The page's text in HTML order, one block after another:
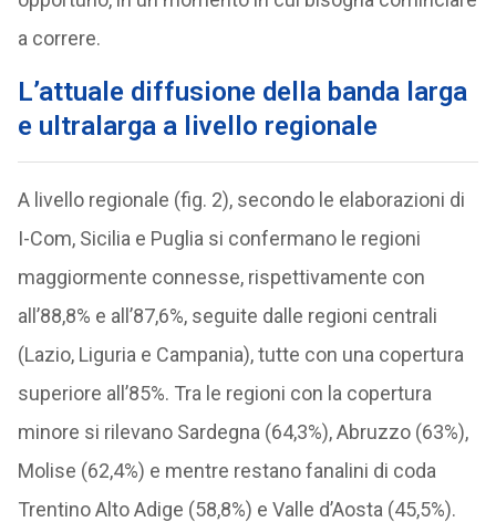
a correre.
L’attuale diffusione della banda larga
e ultralarga a livello regionale
A livello regionale (fig. 2), secondo le elaborazioni di
I-Com, Sicilia e Puglia si confermano le regioni
maggiormente connesse, rispettivamente con
all’88,8% e all’87,6%, seguite dalle regioni centrali
(Lazio, Liguria e Campania), tutte con una copertura
superiore all’85%. Tra le regioni con la copertura
minore si rilevano Sardegna (64,3%), Abruzzo (63%),
Molise (62,4%) e mentre restano fanalini di coda
Trentino Alto Adige (58,8%) e Valle d’Aosta (45,5%).